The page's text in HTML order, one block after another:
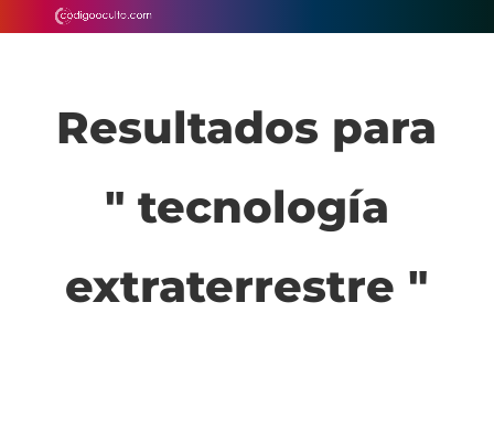
Resultados para
" tecnología
extraterrestre "